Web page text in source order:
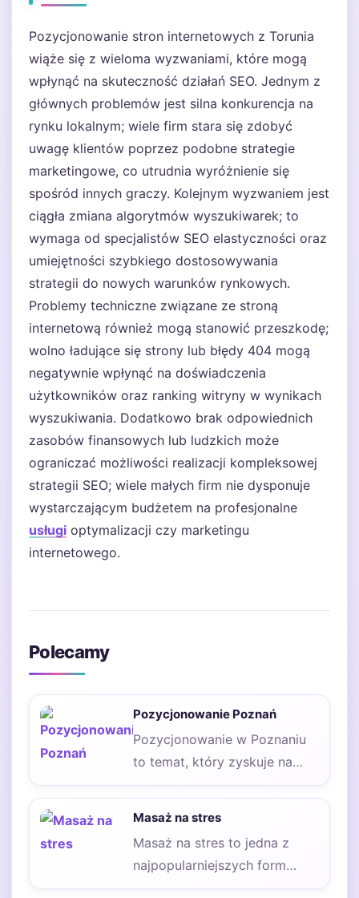
Pozycjonowanie stron internetowych z Torunia
wiąże się z wieloma wyzwaniami, które mogą
wpłynąć na skuteczność działań SEO. Jednym z
głównych problemów jest silna konkurencja na
rynku lokalnym; wiele firm stara się zdobyć
uwagę klientów poprzez podobne strategie
marketingowe, co utrudnia wyróżnienie się
spośród innych graczy. Kolejnym wyzwaniem jest
ciągła zmiana algorytmów wyszukiwarek; to
wymaga od specjalistów SEO elastyczności oraz
umiejętności szybkiego dostosowywania
strategii do nowych warunków rynkowych.
Problemy techniczne związane ze stroną
internetową również mogą stanowić przeszkodę;
wolno ładujące się strony lub błędy 404 mogą
negatywnie wpłynąć na doświadczenia
użytkowników oraz ranking witryny w wynikach
wyszukiwania. Dodatkowo brak odpowiednich
zasobów finansowych lub ludzkich może
ograniczać możliwości realizacji kompleksowej
strategii SEO; wiele małych firm nie dysponuje
wystarczającym budżetem na profesjonalne
usługi optymalizacji czy marketingu
internetowego.
Polecamy
Pozycjonowanie Poznań
Pozycjonowanie w Poznaniu
to temat, który zyskuje na
znaczeniu wśród lokalnych
Masaż na stres
Masaż na stres to jedna z
najpopularniejszych form
leczenia odprężającego i